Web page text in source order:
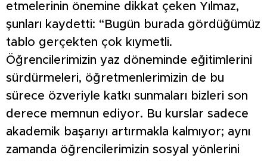
etmelerinin önemine dikkat çeken Yılmaz,
şunları kaydetti: “Bugün burada gördüğümüz
tablo gerçekten çok kıymetli.
Öğrencilerimizin yaz döneminde eğitimlerini
sürdürmeleri, öğretmenlerimizin de bu
sürece özveriyle katkı sunmaları bizleri son
derece memnun ediyor. Bu kurslar sadece
akademik başarıyı artırmakla kalmıyor; aynı
zamanda öğrencilerimizin sosyal yönlerini